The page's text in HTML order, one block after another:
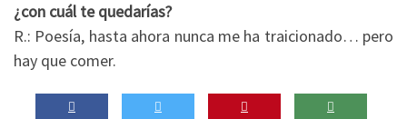
¿con cuál te quedarías?
R.: Poesía, hasta ahora nunca me ha traicionado… pero
hay que comer.